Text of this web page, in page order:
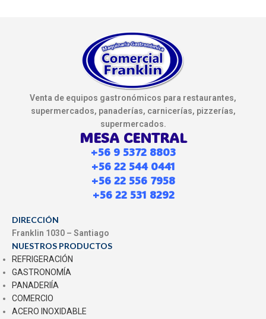
Venta de equipos gastronómicos para restaurantes,
supermercados, panaderías, carnicerías, pizzerías,
supermercados.
MESA CENTRAL
+56 9 5372 8803
+56 22 544 0441
+56 22 556 7958
+56 22 531 8292
DIRECCIÓN
Franklin 1030 – Santiago
NUESTROS PRODUCTOS
REFRIGERACIÓN
GASTRONOMÍA
PANADERIÍA
COMERCIO
ACERO INOXIDABLE